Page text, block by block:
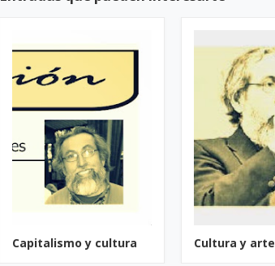
Capitalismo y cultura Cultura y arte